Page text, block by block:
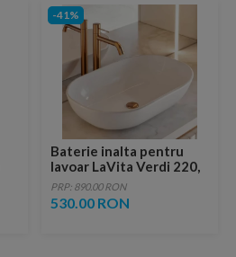
-41%
Baterie inalta pentru
lavoar LaVita Verdi 220,
fara ventil, brushed
copper
PRP: 890.00 RON
530.00 RON